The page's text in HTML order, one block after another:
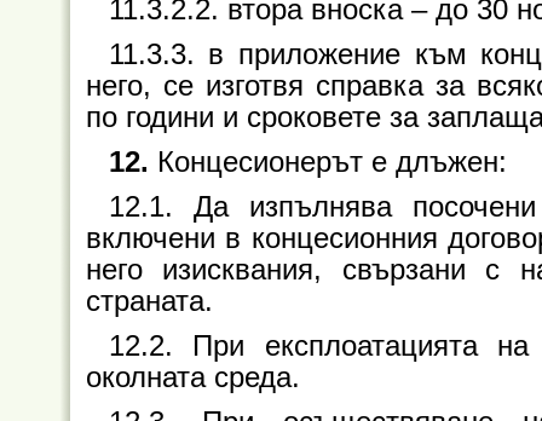
11.3.2.2. втора вноска– до 30
11.3.3. в приложение към
него, се изготвя справка за
по години и сроковете за
12. Концесионерът е длъжен:
12.1. Да изпълнява
включени в концесионния
него изисквания, свързани с
страната.
12.2. При експлоатацията
околната среда.